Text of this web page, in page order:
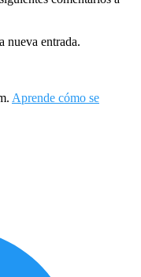
nueva entrada.
Aprende cómo se